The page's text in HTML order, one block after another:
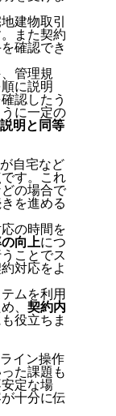
建物取引
また契約
確認でき
管理規
に説明
認したう
に一定の
明と同等
自宅など
です。これ
の場合で
を進める
の時間を
向上につ
ことでス
対応をよ
ムを利用
、 契約内
役立ちま
イン操作
た課題も
定な場
十分に伝